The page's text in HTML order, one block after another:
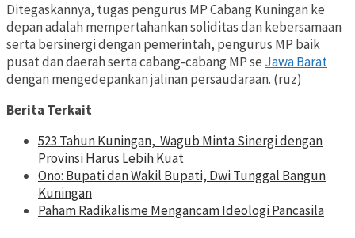
Ditegaskannya, tugas pengurus MP Cabang Kuningan ke
depan adalah mempertahankan soliditas dan kebersamaan
serta bersinergi dengan pemerintah, pengurus MP baik
pusat dan daerah serta cabang-cabang MP se Jawa Barat
dengan mengedepankan jalinan persaudaraan. (ruz)
Berita Terkait
523 Tahun Kuningan, Wagub Minta Sinergi dengan
Provinsi Harus Lebih Kuat
Ono: Bupati dan Wakil Bupati, Dwi Tunggal Bangun
Kuningan
Paham Radikalisme Mengancam Ideologi Pancasila